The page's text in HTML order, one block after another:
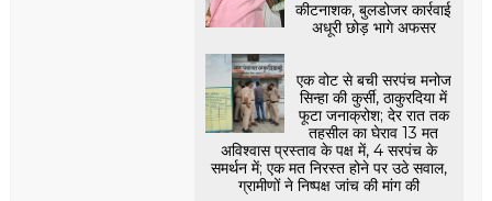
कीटनाशक, बुलडोजर कार्रवाई
अधूरी छोड़ भागे अफसर
एक वोट से बची सरपंच मनोज
सिन्हा की कुर्सी, ठाकुरदिया में
फूटा जनाक्रोश; देर रात तक
तहसील का घेराव 13 मत
अविश्वास प्रस्ताव के पक्ष में, 4 सरपंच के
समर्थन में; एक मत निरस्त होने पर उठे सवाल,
ग्रामीणों ने निष्पक्ष जांच की मांग की